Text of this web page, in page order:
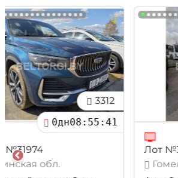
6дн08:55:39
Лот №33446
Гомельская обл.